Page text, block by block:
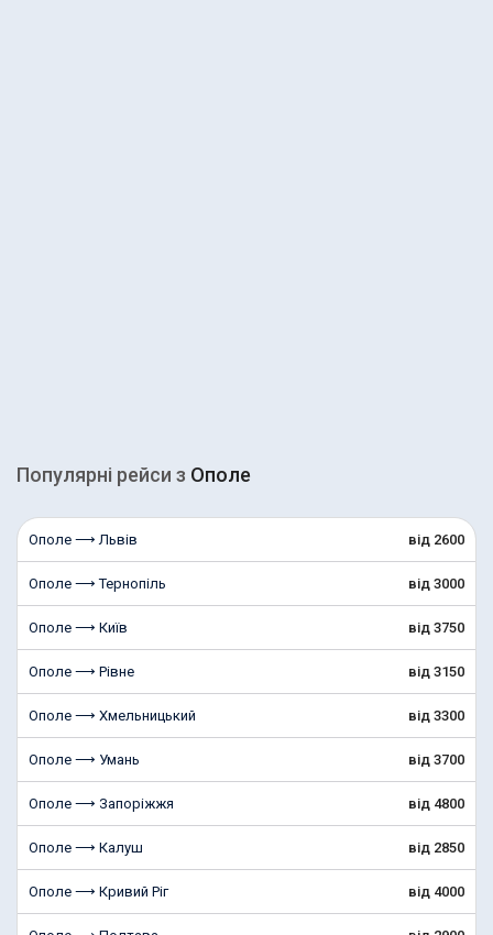
Популярні рейcи з Ополе
Ополе ⟶ Львів від 2600
Ополе ⟶ Тернопіль від 3000
Ополе ⟶ Київ від 3750
Ополе ⟶ Рівне від 3150
Ополе ⟶ Хмельницький від 3300
Ополе ⟶ Умань від 3700
Ополе ⟶ Запоріжжя від 4800
Ополе ⟶ Калуш від 2850
Ополе ⟶ Кривий Ріг від 4000